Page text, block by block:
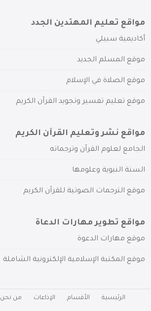
مواقع تعليم المهتدين الجدد
أكاديمية سبيلي
موقع المسلم الجديد
موقع الصلاة في الإسلام
موقع تعليم تفسير وتجويد القرآن الكريم
مواقع نشر وتعليم القرآن الكريم
الجامع لعلوم القرآن وترجماته
السنة النبوية وعلومها
موقع الترجمات الصوتية للقرآن الكريم
مواقع تطوير مهارات الدعاة
موقع مهارات الدعوة
موقع المكتبة الإسلامية الإلكترونية الشاملة
الرئيسية الأقسام الإذاعات من نحن